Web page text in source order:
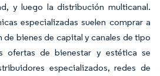
y luego la distribución multicanal.
especializadas suelen comprar a
bienes de capital y canales de tipo
ofertas de bienestar y estética se
especializados, redes de